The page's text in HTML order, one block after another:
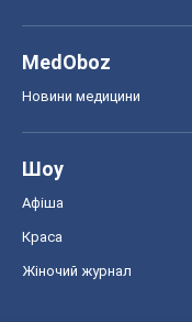
MedOboz
Новини медицини
Шоу
Афіша
Краса
Жіночий журнал